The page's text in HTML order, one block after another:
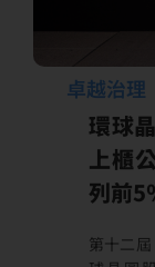
卓越治理
環球
上櫃
列前5
第十二